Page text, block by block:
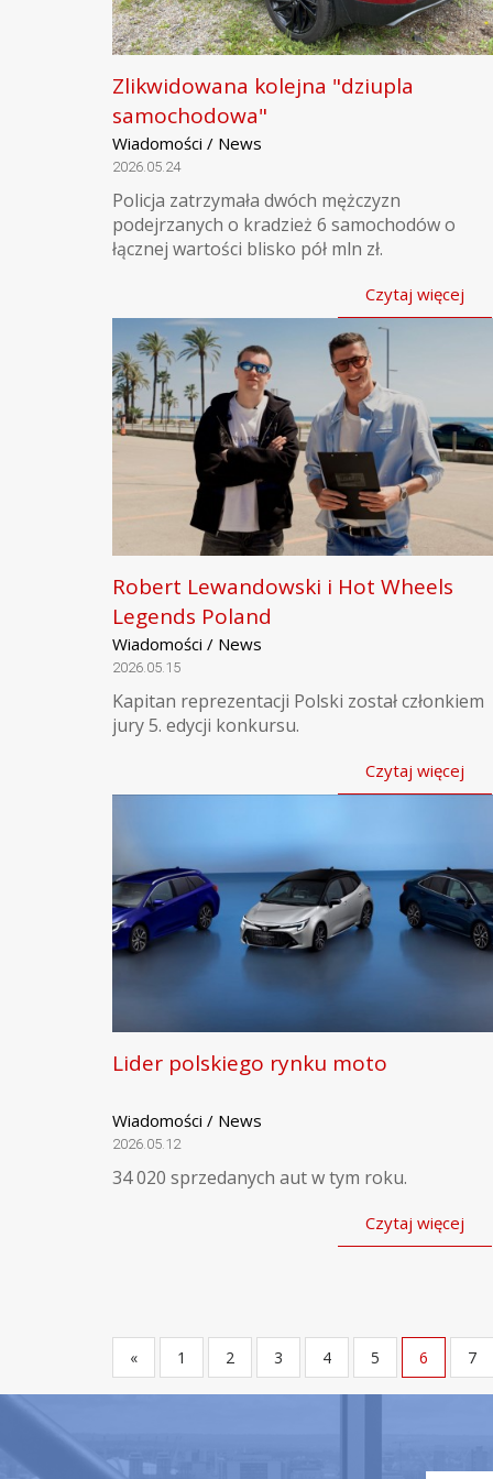
Zlikwidowana kolejna "dziupla
samochodowa"
Wiadomości / News
2026.05.24
Policja zatrzymała dwóch mężczyzn
podejrzanych o kradzież 6 samochodów o
łącznej wartości blisko pół mln zł.
Czytaj więcej
Robert Lewandowski i Hot Wheels
Legends Poland
Wiadomości / News
2026.05.15
Kapitan reprezentacji Polski został członkiem
jury 5. edycji konkursu.
Czytaj więcej
Lider polskiego rynku moto
Wiadomości / News
2026.05.12
34 020 sprzedanych aut w tym roku.
Czytaj więcej
« 1 2 3 4 5 6 7